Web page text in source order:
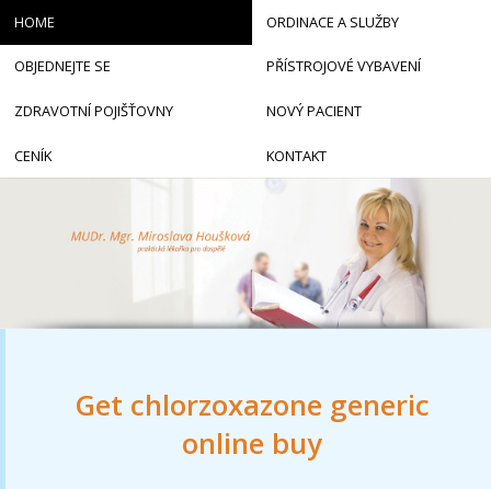
Get chlorzoxazone generic
online buy
HOME ORDINACE A SLUŽBY
OBJEDNEJTE SE PŘÍSTROJOVÉ VYBAVENÍ
ZDRAVOTNÍ POJIŠŤOVNY NOVÝ PACIENT
CENÍK KONTAKT